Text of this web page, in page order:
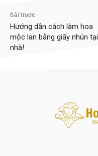
Bài trước
Hướng dẫn cách làm hoa
mộc lan bằng giấy nhún tại
nhà!